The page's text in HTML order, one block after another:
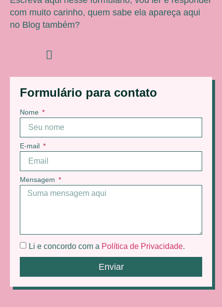
Formulário para contato
Nome
E-mail
Mensagem
Li e concordo com a Política de Privacidade.
Enviar
com muito carinho, quem sabe ela apareça aqui
no Blog também?